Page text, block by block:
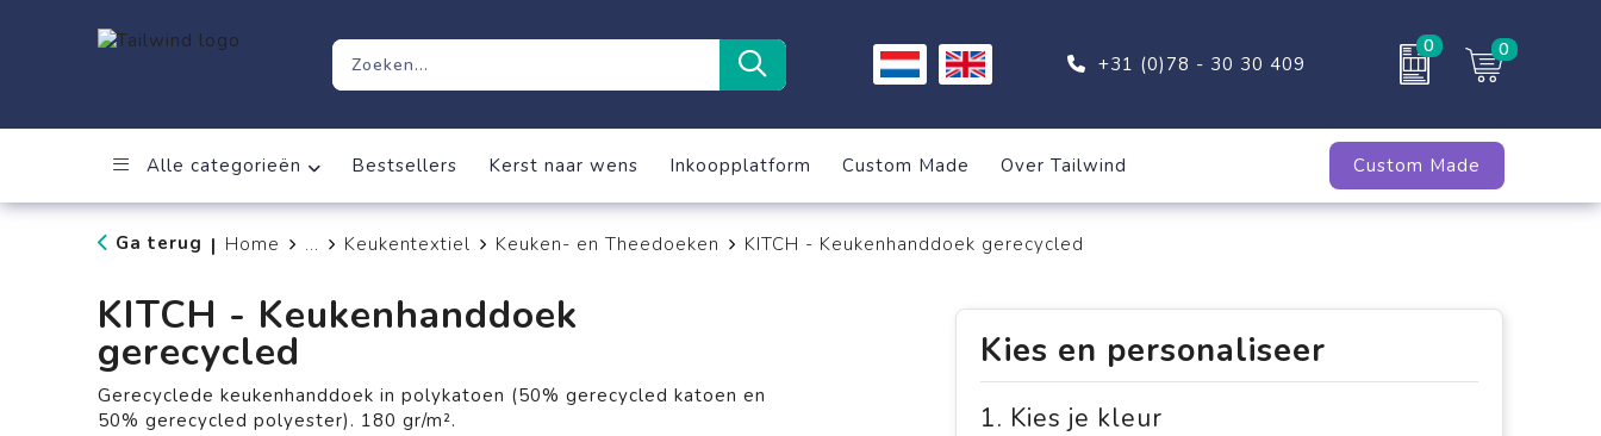
+31 (0)78 - 30 30 409
0 0
Alle categorieën Bestsellers Kerst naar wens Inkoopplatform Custom Made Over Tailwind Custom Made
Ga terug | Home ... Keukentextiel Keuken- en Theedoeken KITCH - Keukenhanddoek gerecycled
KITCH - Keukenhanddoek
gerecycled
Gerecyclede keukenhanddoek in polykatoen (50% gerecycled katoen en
50% gerecycled polyester). 180 gr/m².
Kies en personaliseer
1. Kies je kleur